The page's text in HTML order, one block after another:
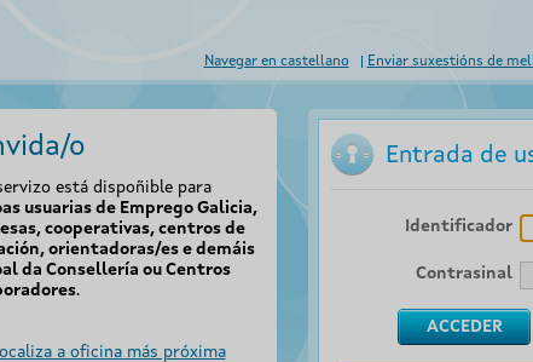
Navegar en castellano Enviar suxestións de
o
está dispoñible para
usuarias de Emprego Galicia,
cooperativas, centros de
orientadoras/es e demáis
da Consellería ou Centros
.
a oficina más próxima
Entrada de
Identificador
Contrasinal